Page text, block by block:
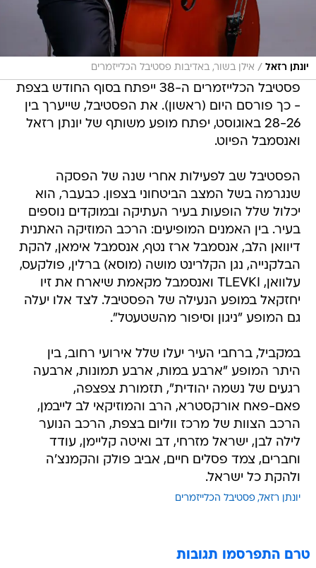
יונתן רזאל / אילן בשור, באדיבות פסטיבל הכלייזמרים
פסטיבל הכלייזמרים ה-38 ייפתח בסוף החודש בצפת
- כך פורסם היום (ראשון). את הפסטיבל, שייערך בין
28-26 באוגוסט, יפתח מופע משותף של יונתן רזאל
ואנסמבל הפיוט.
הפסטיבל שב לפעילות אחרי שנה של הפסקה
שנגרמה בשל המצב הביטחוני בצפון. כבעבר, הוא
יכלול שלל הופעות בעיר העתיקה ובמוקדים נוספים
בעיר. בין האמנים המופיעים: הרכב המוזיקה האתנית
דיוואן הלב, אנסמבל ארז נטף, אנסמבל אימאן, להקת
הבלקנייה, נגן הקלרינט מושה (מוסא) ברלין, פולקעס,
עלוואן, TLEVKI ואנסמבל מקאמת שיארח את זיו
יחזקאל במופע הנעילה של הפסטיבל. לצד אלו יעלה
גם המופע "ניגון וסיפור מהשטעטל".
במקביל, ברחבי העיר יעלו שלל אירועי רחוב, בין
היתר המופע "ארבע במות, ארבע תמונות, ארבעה
רגעים של נשמה יהודית", תזמורת צפצפה,
פאם-פאח אורקסטרא, הרב והמוזיקאי לב לייבמן,
הרכב הצוות של מרכז ווליום בצפת, הרכב הנוער
לילה לבן, ישראל מזרחי, דב ואיטה קליימן, עודד
וחברים, צמד פסלים חיים, אביב פולק והקמנצ'ה
ולהקת כל ישראל.
יונתן רזאל פסטיבל הכלייזמרים
טרם התפרסמו תגובות